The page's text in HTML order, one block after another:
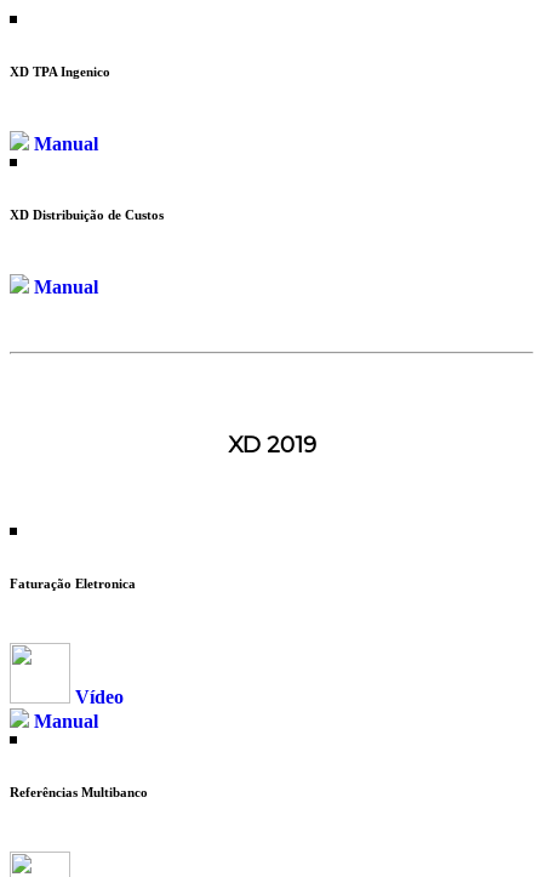
XD TPA Ingenico
Manual
XD Distribuição de Custos
Manual
XD 2019
Faturação Eletronica
Vídeo
Manual
Referências Multibanco